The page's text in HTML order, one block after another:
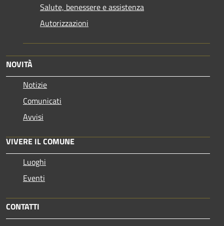
Salute, benessere e assistenza
Autorizzazioni
NOVITÀ
Notizie
Comunicati
Avvisi
VIVERE IL COMUNE
Luoghi
Eventi
CONTATTI